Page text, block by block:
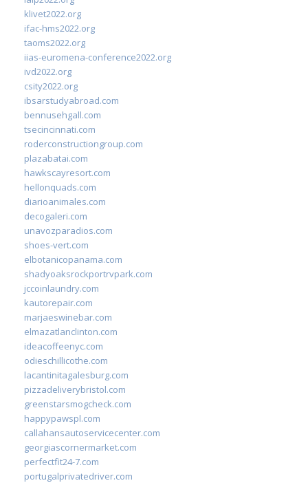
klivet2022.org
ifac-hms2022.org
taoms2022.org
iias-euromena-conference2022.org
ivd2022.org
csity2022.org
ibsarstudyabroad.com
bennusehgall.com
tsecincinnati.com
roderconstructiongroup.com
plazabatai.com
hawkscayresort.com
hellonquads.com
diarioanimales.com
decogaleri.com
unavozparadios.com
shoes-vert.com
elbotanicopanama.com
shadyoaksrockportrvpark.com
jccoinlaundry.com
kautorepair.com
marjaeswinebar.com
elmazatlanclinton.com
ideacoffeenyc.com
odieschillicothe.com
lacantinitagalesburg.com
pizzadeliverybristol.com
greenstarsmogcheck.com
happypawspl.com
callahansautoservicecenter.com
georgiascornermarket.com
perfectfit24-7.com
portugalprivatedriver.com